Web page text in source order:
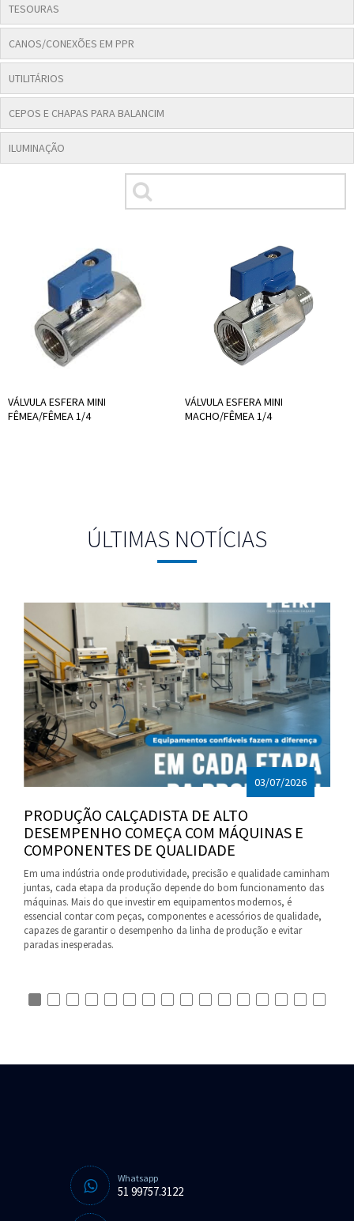
TESOURAS
CANOS/CONEXÕES EM PPR
UTILITÁRIOS
CEPOS E CHAPAS PARA BALANCIM
ILUMINAÇÃO
VÁLVULA ESFERA MINI
FÊMEA/FÊMEA 1/4
VÁLVULA ESFERA MINI
MACHO/FÊMEA 1/4
ÚLTIMAS NOTÍCIAS
03/07/2026
PRODUÇÃO CALÇADISTA DE ALTO
DESEMPENHO COMEÇA COM MÁQUINAS E
COMPONENTES DE QUALIDADE
Em uma indústria onde produtividade, precisão e qualidade caminham
juntas, cada etapa da produção depende do bom funcionamento das
máquinas. Mais do que investir em equipamentos modernos, é
essencial contar com peças, componentes e acessórios de qualidade,
capazes de garantir o desempenho da linha de produção e evitar
paradas inesperadas.
Whatsapp
51 99757.3122